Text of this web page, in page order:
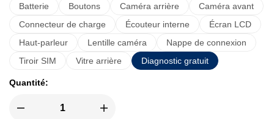
Batterie Boutons Caméra arrière
Caméra avant
Connecteur de charge
Écouteur interne
Écran LCD
Haut-parleur
Lentille caméra
Nappe de connexion
Tiroir SIM
Vitre arrière Diagnostic gratuit
Quantité: